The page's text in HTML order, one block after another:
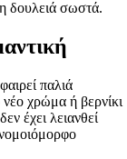
δουλειά σωστά.
παλιά
χρώμα ή βερνίκι
έχει λειανθεί